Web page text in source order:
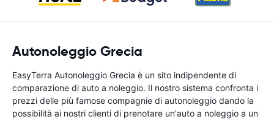
Autonoleggio Grecia
EasyTerra Autonoleggio Grecia è un sito indipendente di
comparazione di auto a noleggio. Il nostro sistema confronta i
prezzi delle più famose compagnie di autonoleggio dando la
possibilità ai nostri clienti di prenotare un'auto a noleggio a un